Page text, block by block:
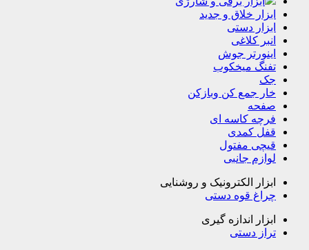
ابزار خلاق و جدید
ابزار دستی
انبر کلاغی
اینورتر جوش
تفنگ میخکوب
جک
خار جمع کن وبازکن
صفحه
فرچه کاسه ای
قفل کمدی
قیچی مفتول
لوازم جانبی
ابزار الکترونیک و روشنایی
چراغ قوه دستی
ابزار اندازه گیری
تراز دستی